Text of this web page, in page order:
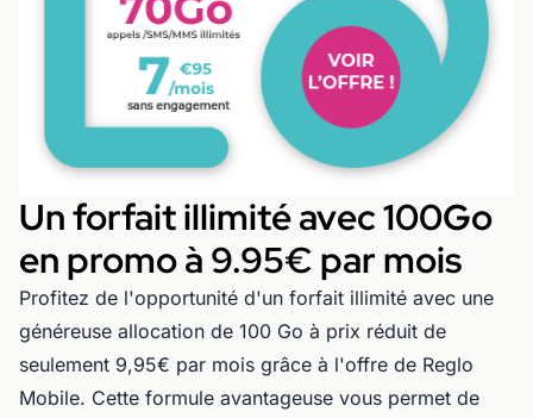
Un forfait illimité avec 100Go
en promo à 9.95€ par mois
Profitez de l'opportunité d'un forfait illimité avec une
généreuse allocation de 100 Go à prix réduit de
seulement 9,95€ par mois grâce à l'offre de Reglo
Mobile. Cette formule avantageuse vous permet de